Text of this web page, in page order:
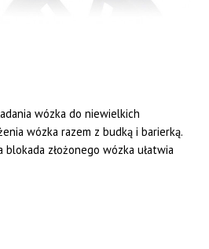
wózka do niewielkich
wózka razem z budką i barierką.
złożonego wózka ułatwia